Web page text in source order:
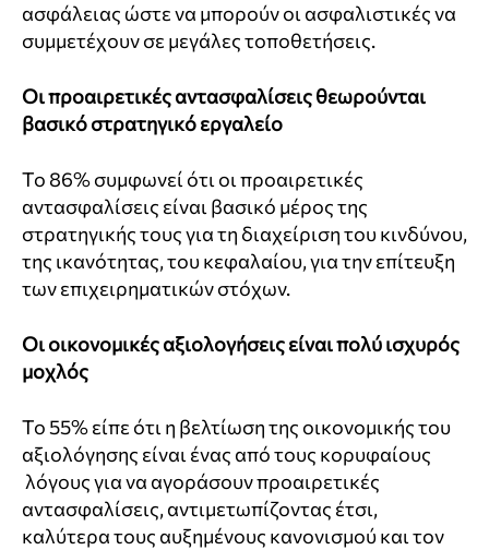
ασφάλειας ώστε να μπορούν οι ασφαλιστικές να
συμμετέχουν σε μεγάλες τοποθετήσεις.
Οι προαιρετικές αντασφαλίσεις θεωρούνται
βασικό στρατηγικό εργαλείο
Το 86% συμφωνεί ότι οι προαιρετικές
αντασφαλίσεις είναι βασικό μέρος της
στρατηγικής τους για τη διαχείριση του κινδύνου,
της ικανότητας, του κεφαλαίου, για την επίτευξη
των επιχειρηματικών στόχων.
Οι οικονομικές αξιολογήσεις είναι πολύ ισχυρός
μοχλός
Το 55% είπε ότι η βελτίωση της οικονομικής του
αξιολόγησης είναι ένας από τους κορυφαίους
λόγους για να αγοράσουν προαιρετικές
αντασφαλίσεις, αντιμετωπίζοντας έτσι,
καλύτερα τους αυξημένους κανονισμού και τον